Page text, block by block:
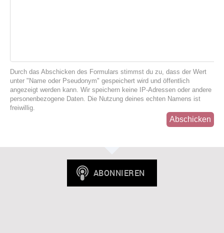
Durch das Abschicken des Formulars stimmst du zu, dass der Wert
unter "Name oder Pseudonym" gespeichert wird und öffentlich
angezeigt werden kann. Wir speichern keine IP-Adressen oder andere
personenbezogene Daten. Die Nutzung deines echten Namens ist
freiwillig.
Abschicken